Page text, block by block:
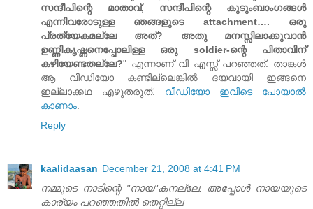
സന്ദീപിന്റെ മാതാവ്, സന്ദീപിന്റെ കുടുംബാംഗങ്ങള്‍
എന്നിവരോടുള്ള ഞങ്ങളുടെ attachment…. ഒരു
പ്രത്യേകമല്ലേ അത്? അതു മനസ്സിലാക്കുവാന്‍
ഉണ്ണികൃഷ്ണനെപ്പോലിള്ള ഒരു soldier-ന്റെ പിതാവിന്
കഴിയേണ്ടതല്ലേ?" എന്നാണ് വി എസ്സ് പറഞ്ഞത്. താങ്കള്‍
ആ വീഡിയോ കണ്ടില്ലെങ്കില്‍ ദയവായി ഇങ്ങനെ
ഇല്ലാക്കഥ എഴുതരുത്. വീഡിയോ ഇവിടെ പോയാല്‍
കാണാം.
Reply
kaalidaasan December 21, 2008 at 4:41 PM
നമ്മുടെ നാടിന്റെ "നായ"കനല്ലേ. അപ്പോള്‍ നായയുടെ
കാര്യം പറഞ്ഞതില്‍ തെറ്റില്ല